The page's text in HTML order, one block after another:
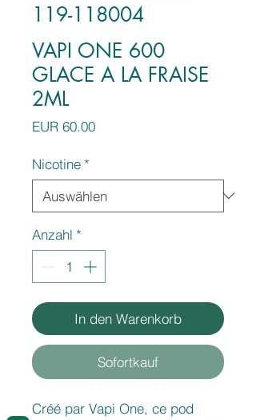
119-118004
VAPI ONE 600
GLACE A LA FRAISE
2ML
EUR 60.00Preis
Nicotine *
Anzahl *
In den Warenkorb
Sofortkauf
Créé par Vapi One, ce pod